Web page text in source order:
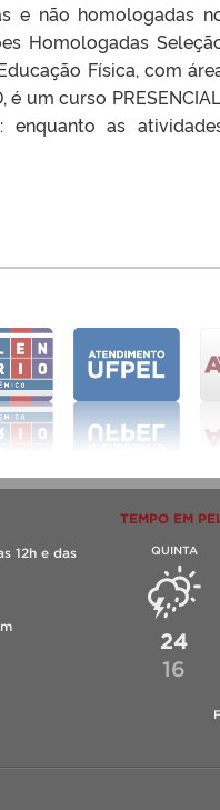
e não homologadas
Homologadas
Física, com
um curso
as
12h e das
TEMPO EM
QUINTA
24
16